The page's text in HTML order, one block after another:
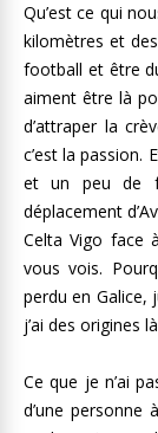
Qu’est ce qui
kilomètres et
football et être
aiment être là
d’attraper la
c’est la passion.
et un peu de
déplacement
Celta Vigo face
vous vois.
perdu en Galice,
j’ai des origines
Ce que je n’ai
d’une personne